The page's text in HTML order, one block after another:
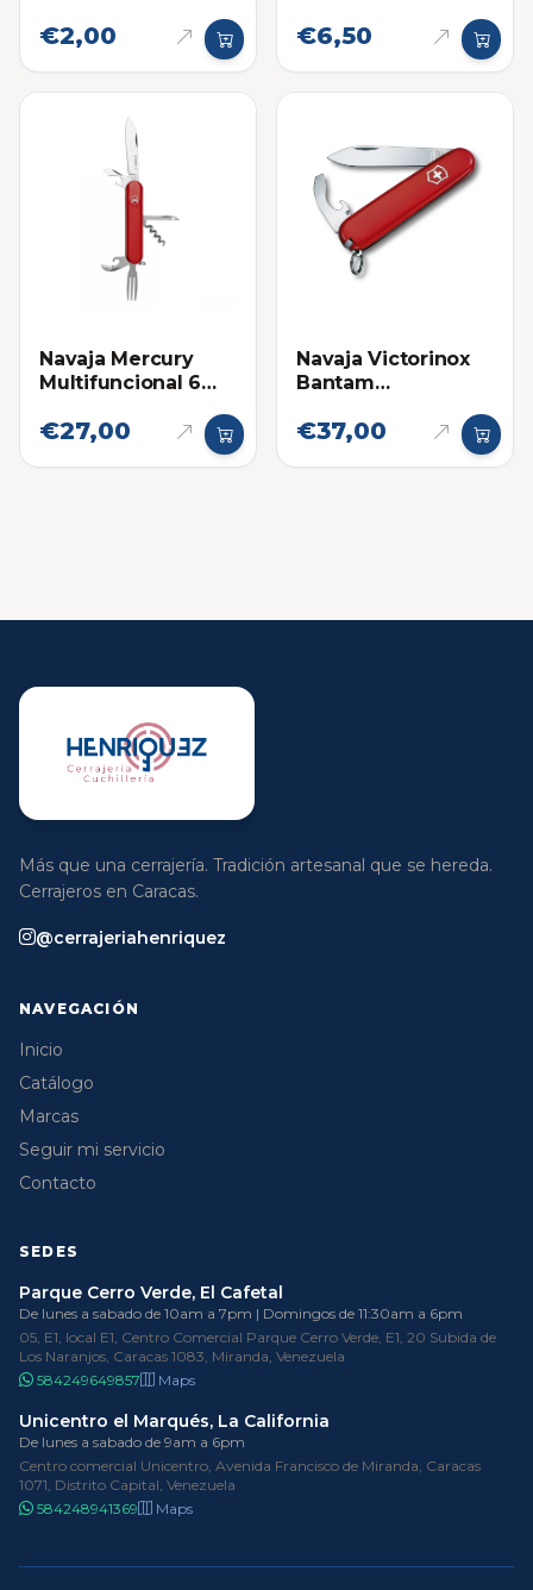
Pinza Victorinox
€2,00
para Navaja
€6,50
Navaja Mercury
Multifuncional 6
€27,00
Navaja Victorinox
Bantam
€37,00
Más que una cerrajería. Tradición artesanal que se hereda.
Cerrajeros en Caracas.
@cerrajeriahenriquez
NAVEGACIÓN
Inicio
Catálogo
Marcas
Seguir mi servicio
Contacto
SEDES
Parque Cerro Verde, El Cafetal
De lunes a sabado de 10am a 7pm | Domingos de 11:30am a 6pm
05, E1, local E1, Centro Comercial Parque Cerro Verde, E1, 20 Subida de
Los Naranjos, Caracas 1083, Miranda, Venezuela
584249649857
Maps
Unicentro el Marqués, La California
De lunes a sabado de 9am a 6pm
Centro comercial Unicentro, Avenida Francisco de Miranda, Caracas
1071, Distrito Capital, Venezuela
584248941369
Maps